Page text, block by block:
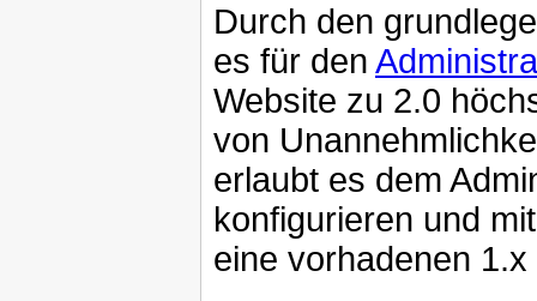
Durch den
es für den
Website zu 2.0
von
erlaubt es dem
konfigurieren und
eine vorhadenen